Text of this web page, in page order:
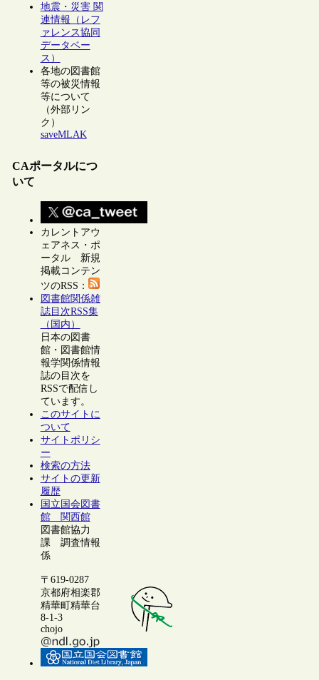
地震・災害 関
連情報（レフ
ァレンス協同
データベー
ス）
各地の図書館
等の被災情報
等について
（外部リン
ク）
saveMLAK
CAポータルにつ
いて
カレントアウ
ェアネス・ポ
ータル 新規
掲載コンテン
ツのRSS：
図書館関係雑
誌目次RSS集
（国内）
日本の図書
館・図書館情
報学関係情報
誌の目次を
RSSで配信し
ています。
このサイトに
ついて
サイトポリシ
ー
検索の方法
サイトの更新
履歴
国立国会図書
館 関西館
図書館協力
課 調査情報
係
〒619-0287
京都府相楽郡
精華町精華台
8-1-3
chojo